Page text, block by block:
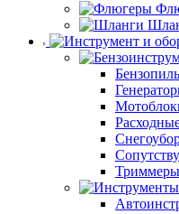
Триммеры